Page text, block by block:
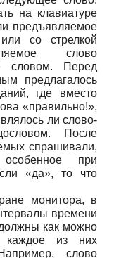
на клавиатуре
предъявляемое
со стрелкой
слово
словом. Перед
предлагалось
где вместо
«правильно!»,
ли слово-
После
спрашивали,
при
«да», то что
монитора, в
времени
как можно
каждое из них
слово